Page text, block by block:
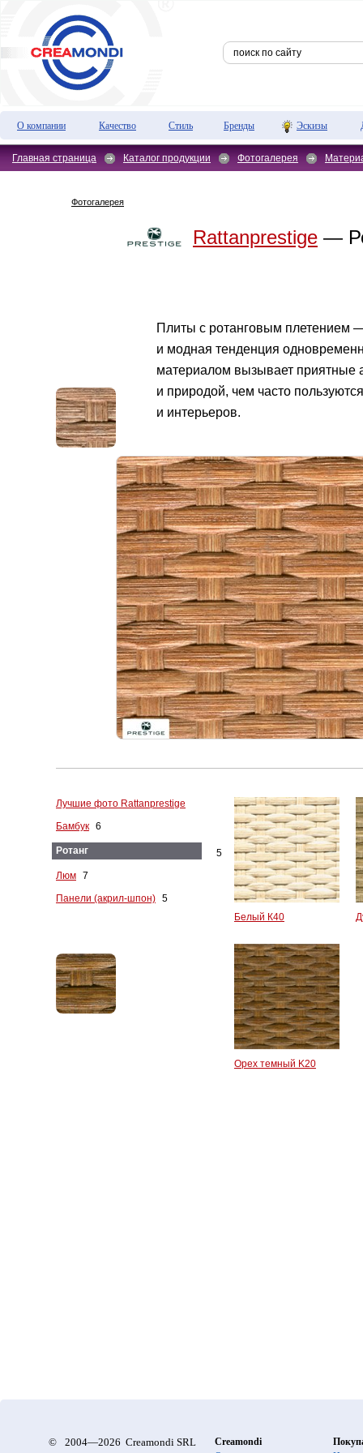
О компании Качество Стиль Бренды Эскизы
Главная страница Каталог продукции Фотогалерея
Фотогалерея
Rattanprestige —
Плиты с ротанговым плетением
и модная тенденция
материалом вызывает приятные
и природой, чем часто
и интерьеров.
Лучшие фото Rattanprestige
Бамбук 6
Ротанг
5
Люм 7
Панели (акрил-шпон) 5
Белый К40
Орех темный K20
© 2004—2026 Creamondi SRL
Creamondi